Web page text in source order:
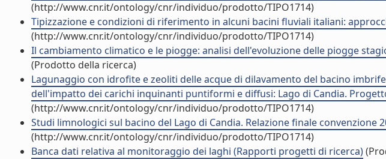
(http://www.cnr.it/ontology/cnr/individuo/prodotto/TIPO1714)
Tipizzazione e condizioni di riferimento in alcuni bacini fluviali italiani:
(http://www.cnr.it/ontology/cnr/individuo/prodotto/TIPO1714)
Il cambiamento climatico e le piogge: analisi dell'evoluzione delle piogge
(Prodotto della ricerca)
Lagunaggio con idrofite e zeoliti delle acque di dilavamento del bacino
dell'impatto dei carichi inquinanti puntiformi e diffusi: Lago di Candia.
(http://www.cnr.it/ontology/cnr/individuo/prodotto/TIPO1714)
Studi limnologici sul bacino del Lago di Candia. Relazione finale convenzione
(http://www.cnr.it/ontology/cnr/individuo/prodotto/TIPO1714)
Banca dati relativa al monitoraggio dei laghi (Rapporti progetti di ricerca)